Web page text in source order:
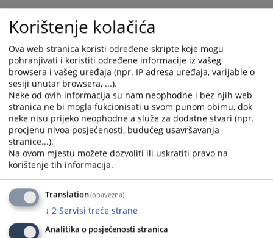
Press
the
question
mark
key
to
get
the
keyboard
shortcuts
for
changing
question
mark
to
get
the
keyboard
shortcuts
for
Korištenje kolačića
Ova web stranica koristi određene skripte koje mogu
pohranjivati i koristiti određene informacije iz vašeg
browsera i vašeg uređaja (npr. IP adresa uređaja, varijable o
sesiji unutar browsera, ...).
Neke od ovih informacija su nam neophodne i bez njih web
stranica ne bi mogla fukcionisati u svom punom obimu, dok
neke nisu prijeko neophodne a služe za dodatne stvari (npr.
procjenu nivoa posjećenosti, budućeg usavršavanja
stranice...).
Na ovom mjestu možete dozvoliti ili uskratiti pravo na
korištenje tih informacija.
Translation(obavezna)
↓ 2 Servisi treće strane
Analitika o posjećenosti stranica